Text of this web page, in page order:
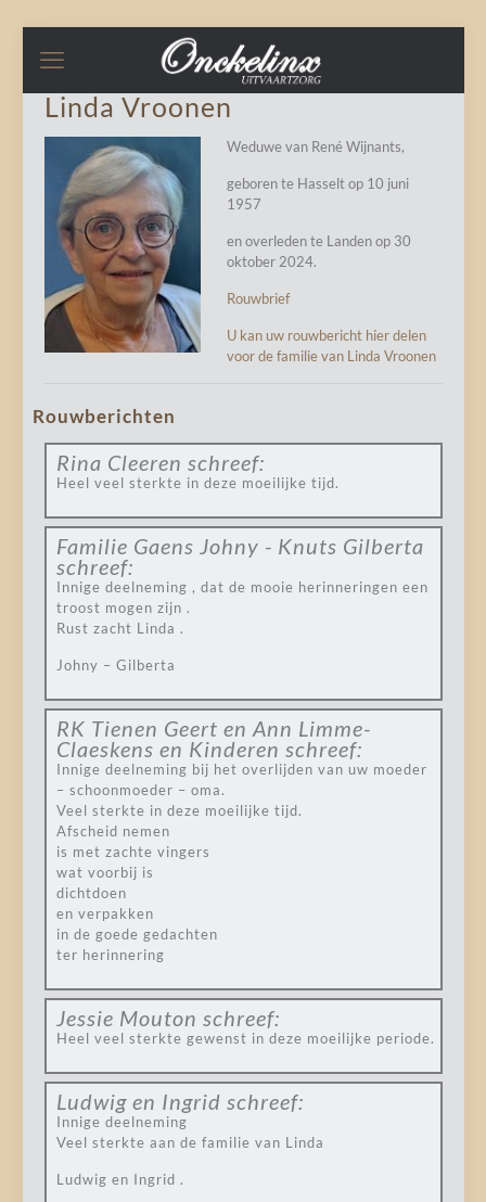
Linda Vroonen
Weduwe van René Wijnants,
geboren te Hasselt op 10 juni
1957
en overleden te Landen op 30
oktober 2024.
Rouwbrief
U kan uw rouwbericht hier delen
voor de familie van Linda Vroonen
Rouwberichten
Rina Cleeren schreef:
Heel veel sterkte in deze moeilijke tijd.
Familie Gaens Johny - Knuts Gilberta
schreef:
Innige deelneming , dat de mooie herinneringen een
troost mogen zijn .
Rust zacht Linda .
Johny – Gilberta
RK Tienen Geert en Ann Limme-
Claeskens en Kinderen schreef:
Innige deelneming bij het overlijden van uw moeder
– schoonmoeder – oma.
Veel sterkte in deze moeilijke tijd.
Afscheid nemen
is met zachte vingers
wat voorbij is
dichtdoen
en verpakken
in de goede gedachten
ter herinnering
Jessie Mouton schreef:
Heel veel sterkte gewenst in deze moeilijke periode.
Ludwig en Ingrid schreef:
Innige deelneming
Veel sterkte aan de familie van Linda
Ludwig en Ingrid .